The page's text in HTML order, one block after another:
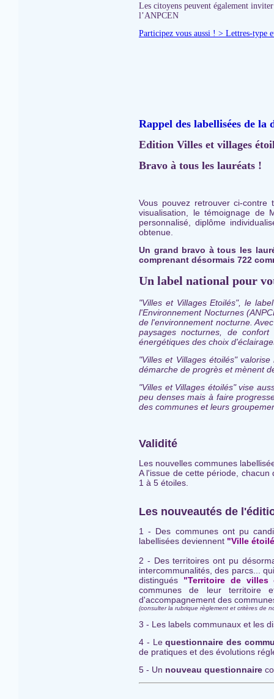
Les citoyens peuvent également
l’ANPCEN
Participez vous aussi ! > Lettres-type
Rappel des labellisées de la
Edition Villes et villages
Bravo à tous les lauréats !
Vous pouvez retrouver ci-
visualisation, le témoignage de
personnalisé, diplôme
obtenue.
Un grand bravo à tous les
comprenant désormais 722
Un label national pour
"Villes et Villages Etoilés", le
l'Environnement Nocturnes
de l'environnement nocturne.
paysages nocturnes, de
énergétiques des choix
"Villes et Villages étoilés"
démarche de progrès et mènent
"Villes et Villages étoilés" vise
peu denses mais à faire
des communes et leurs
Validité
Les nouvelles communes
A l'issue de cette période,
1 à 5 étoiles.
Les nouveautés de
1 - Des communes ont pu
labellisées deviennent "Ville
2 - Des territoires ont pu
intercommunalités, des parcs...
distingués "Territoire de
communes de leur territoire
d'accompagnement des
(consulter la rubrique règlement et critères de
3 - Les labels communaux et les
4 - Lequestionnaire des
de pratiques et des évolutions
5 - Un nouveau questionnaire